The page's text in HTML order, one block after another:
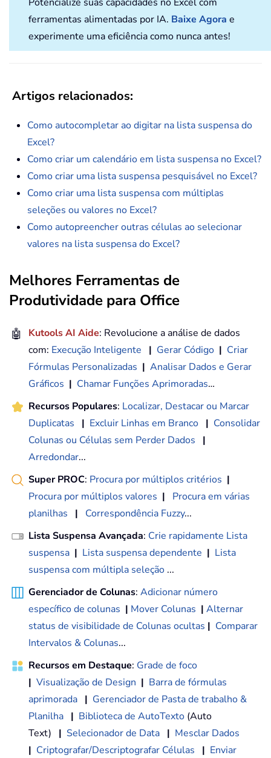
ferramentas alimentadas por IA. Baixe Agora e
experimente uma eficiência como nunca antes!
Artigos relacionados:
Como autocompletar ao digitar na lista suspensa do
Excel?
Como criar um calendário em lista suspensa no Excel?
Como criar uma lista suspensa pesquisável no Excel?
Como criar uma lista suspensa com múltiplas
seleções ou valores no Excel?
Como autopreencher outras células ao selecionar
valores na lista suspensa do Excel?
Melhores Ferramentas de
Produtividade para Office
🤖 Kutools AI Aide: Revolucione a análise de dados
com: Execução Inteligente | Gerar Código | Criar
Fórmulas Personalizadas | Analisar Dados e Gerar
Gráficos | Chamar Funções Aprimoradas…
Recursos Populares: Localizar, Destacar ou Marcar
Duplicatas
| Excluir Linhas em Branco | Consolidar
Colunas ou Células sem Perder Dados
|
Arredondar...
Super PROC: Procura por múltiplos critérios |
Procura por múltiplos valores |
Procura em várias
planilhas
| Correspondência Fuzzy...
Lista Suspensa Avançada: Crie rapidamente Lista
suspensa | Lista suspensa dependente | Lista
suspensa com múltipla seleção ...
Gerenciador de Colunas: Adicionar número
específico de colunas | Mover Colunas | Alternar
status de visibilidade de Colunas ocultas | Comparar
Intervalos & Colunas...
Recursos em Destaque: Grade de foco
| Visualização de Design | Barra de fórmulas
aprimorada | Gerenciador de Pasta de trabalho &
Planilha | Biblioteca de AutoTexto (Auto
Text) | Selecionador de Data | Mesclar Dados
| Criptografar/Descriptografar Células | Enviar